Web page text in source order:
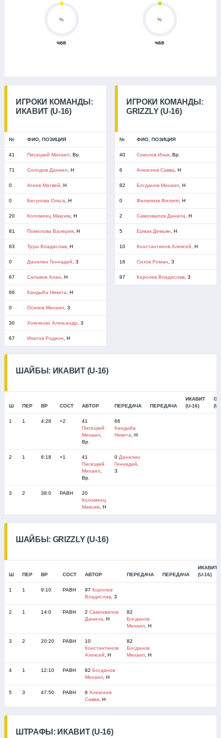
%
%БВ
%
%БВ
ИГРОКИ КОМАНДЫ:
ИКАВИТ (U-16)
№ ФИО, ПОЗИЦИЯ
41 Писецкий Михаил, Вр.
71 Солодов Даниил, Н
0 Агеев Матвей, Н
0 Бегунова Ольга, Н
20 Коломеец Максим, Н
81 Помелова Валерия, Н
83 Труш Владислав, Н
0 Данилин Геннадий, З
67 Салыков Алан, Н
66 Кандыба Никита, Н
0 Осипов Михаил, З
30 Хомченко Александр, З
67 Ипатов Родион, Н
ИГРОКИ КОМАНДЫ:
GRIZZLY (U-16)
№ ФИО, ПОЗИЦИЯ
40 Соколов Илья, Вр.
6 Алексеев Савва, Н
82 Богданов Михаил, Н
0 Филиппов Филипп, Н
2 Самохвалов Данила, Н
5 Ермак Демьян, Н
10 Константинов Алексей, Н
16 Сизов Роман, З
97 Королев Владислав, З
ШАЙБЫ: ИКАВИТ (U-16)
Ш ПЕР ВР СОСТ АВТОР ПЕРЕДАЧА ПЕРЕДАЧА
ИКАВИТ
(U-16)
1 1 4:28 +2
41
Писецкий
Михаил,
Вр.
66
Кандыба
Никита, Н
2 1 6:18 +1
41
Писецкий
Михаил,
Вр.
0 Данилин
Геннадий,
З
3 2 38:0 РАВН
20
Коломеец
Максим, Н
ШАЙБЫ: GRIZZLY (U-16)
Ш ПЕР ВР СОСТ АВТОР ПЕРЕДАЧА ПЕРЕДАЧА
ИКАВИТ
(U-16)
1 1 9:10 РАВН 97 Королев
Владислав, З
2 1 14:0 РАВН 2 Самохвалов
Данила, Н
82
Богданов
Михаил, Н
3 2 20:20 РАВН
10
Константинов
Алексей, Н
82
Богданов
Михаил, Н
4 1 12:10 РАВН 82 Богданов
Михаил, Н
5 3 47:50 РАВН 6 Алексеев
Савва, Н
ШТРАФЫ: ИКАВИТ (U-16)